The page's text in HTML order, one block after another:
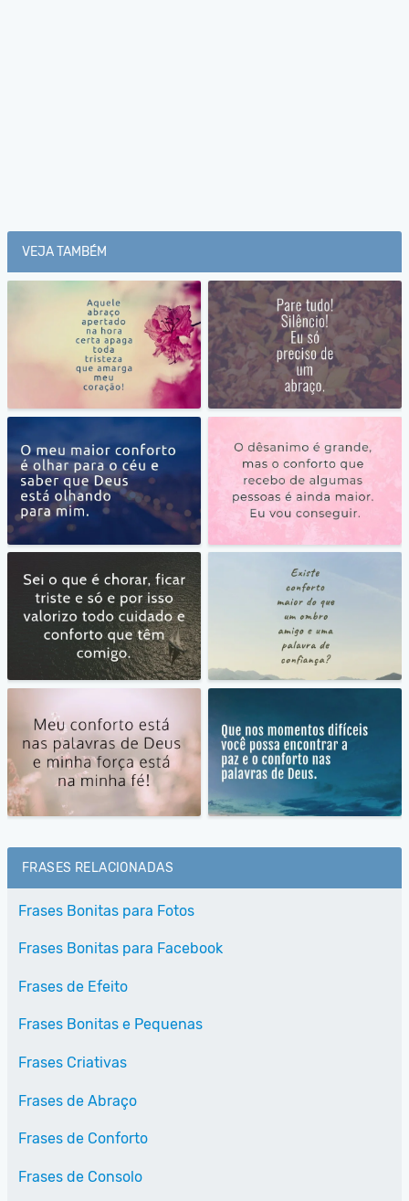
VEJA TAMBÉM
FRASES RELACIONADAS
Frases Bonitas para Fotos
Frases Bonitas para Facebook
Frases de Efeito
Frases Bonitas e Pequenas
Frases Criativas
Frases de Abraço
Frases de Conforto
Frases de Consolo